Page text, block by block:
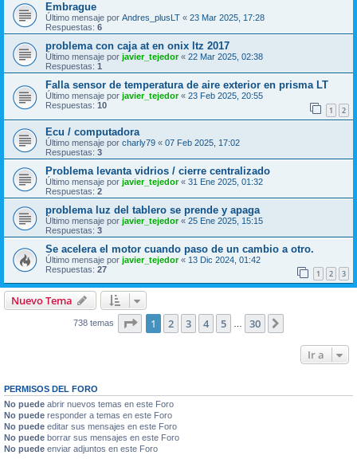
Embrague
Último mensaje por Andres_plusLT « 23 Mar 2025, 17:28
Respuestas: 6
problema con caja at en onix ltz 2017
Último mensaje por javier_tejedor« 22 Mar 2025, 02:38
Respuestas: 1
Falla sensor de temperatura de aire exterior en prisma LT
Último mensaje por javier_tejedor« 23 Feb 2025, 20:55
Respuestas: 10 1 2
Ecu / computadora
Último mensaje por charly79 « 07 Feb 2025, 17:02
Respuestas: 3
Problema levanta vidrios / cierre centralizado
Último mensaje por javier_tejedor« 31 Ene 2025, 01:32
Respuestas: 2
problema luz del tablero se prende y apaga
Último mensaje por javier_tejedor« 25 Ene 2025, 15:15
Respuestas: 3
Se acelera el motor cuando paso de un cambio a otro.
Último mensaje por javier_tejedor« 13 Dic 2024, 01:42
Respuestas: 27 1 2 3
Nuevo Tema
738 temas Página de 30
1 2 3 4 5 30
Ir a
PERMISOS DEL FORO
No puede abrir nuevos temas en este Foro
No puede responder a temas en este Foro
No puede editar sus mensajes en este Foro
No puede borrar sus mensajes en este Foro
No puede enviar adjuntos en este Foro